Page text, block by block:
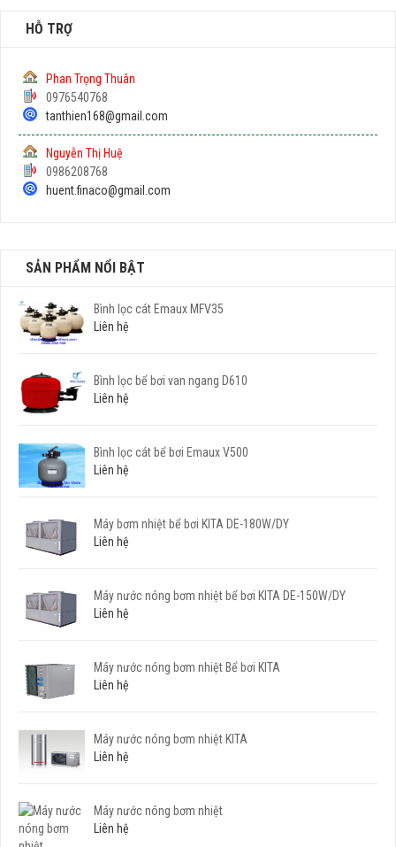
HỖ TRỢ
Phan Trọng Thuân
0976540768
tanthien168@gmail.com
Nguyễn Thị Huệ
0986208768
huent.finaco@gmail.com
SẢN PHẨM NỔI BẬT
Bình lọc cát Emaux MFV35
Liên hệ
Bình lọc bể bơi van ngang D610
Liên hệ
Bình lọc cát bể bơi Emaux V500
Liên hệ
Máy bơm nhiệt bể bơi KITA DE-180W/DY
Liên hệ
Máy nước nóng bơm nhiệt bể bơi KITA DE-150W/DY
Liên hệ
Máy nước nóng bơm nhiệt Bể bơi KITA
Liên hệ
Máy nước nóng bơm nhiệt KITA
Liên hệ
Máy nước nóng bơm nhiệt
Liên hệ